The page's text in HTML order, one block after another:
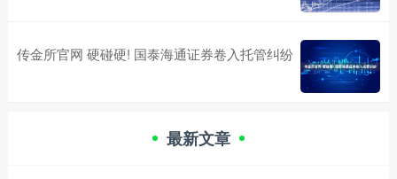
传金所官网 硬碰硬! 国泰海通证券卷入托管纠纷
最新文章